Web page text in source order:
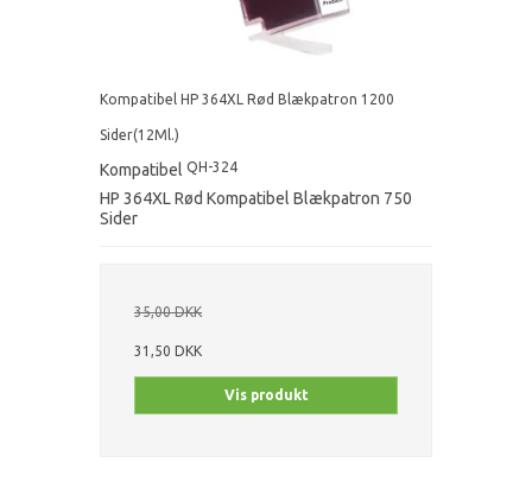
Kompatibel HP 364XL Rød Blækpatron 1200
Sider(12Ml.)
Kompatibel QH-324
HP 364XL Rød Kompatibel Blækpatron 750
Sider
35,00 DKK
31,50 DKK
Vis produkt